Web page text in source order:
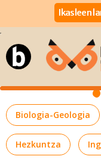
Ikasleen
Biologia-Geologia
Hezkuntza